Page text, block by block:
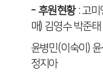
- 후원현황 :고미
매) 김영수 박준태
윤병민(이숙이 )
정지아